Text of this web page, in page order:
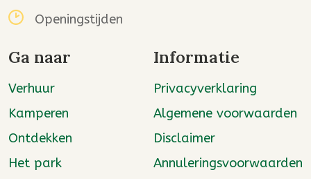
Openingstijden
Ga naar
Verhuur
Kamperen
Ontdekken
Het park
Informatie
Privacyverklaring
Algemene voorwaarden
Disclaimer
Annuleringsvoorwaarden